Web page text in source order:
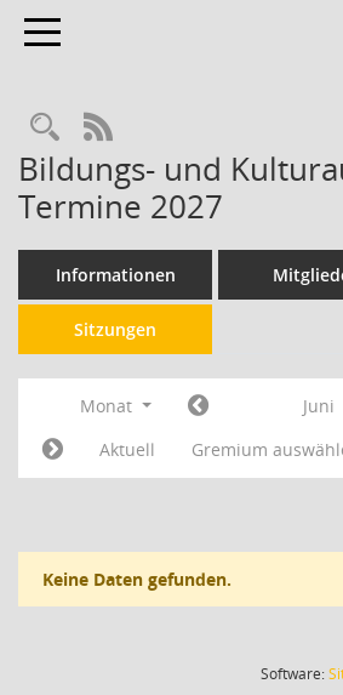
Toggle navigation
RSS-Feed
Bildungs- und
Termine 2027
Informationen
Sitzungen
Monat Juni
Aktuell
Gremium
Keine Daten gefunden.
Software: